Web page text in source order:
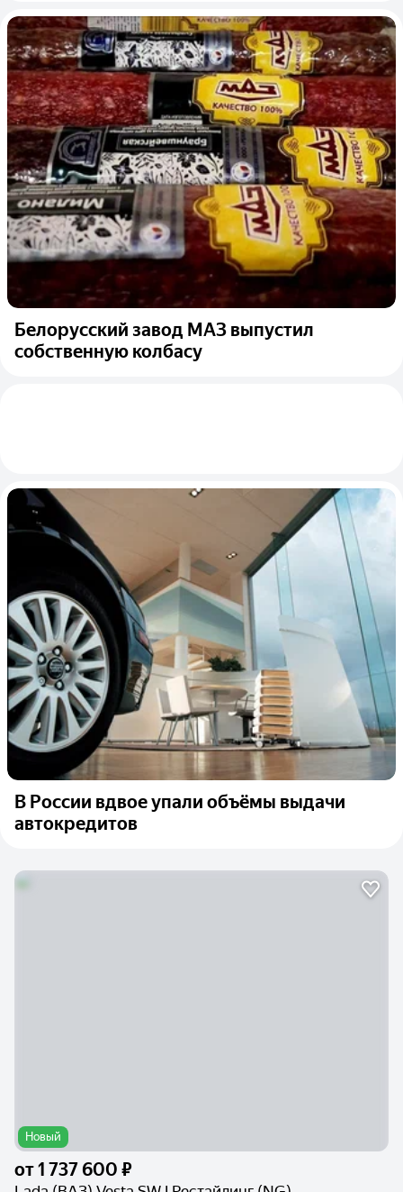
Белорусский завод МАЗ выпустил
собственную колбасу
В России вдвое упали объёмы выдачи
автокредитов
Новый
от1 737 600 ₽